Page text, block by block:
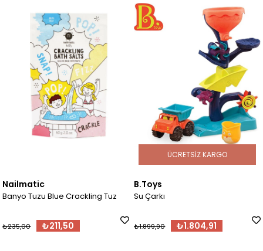
Nailmatic
Banyo Tuzu Blue Crackling Tuz
₺211,50
₺235,00
B.Toys
Su Çarkı
₺1.804,91
₺1.899,90
ÜCRETSIZ KARGO